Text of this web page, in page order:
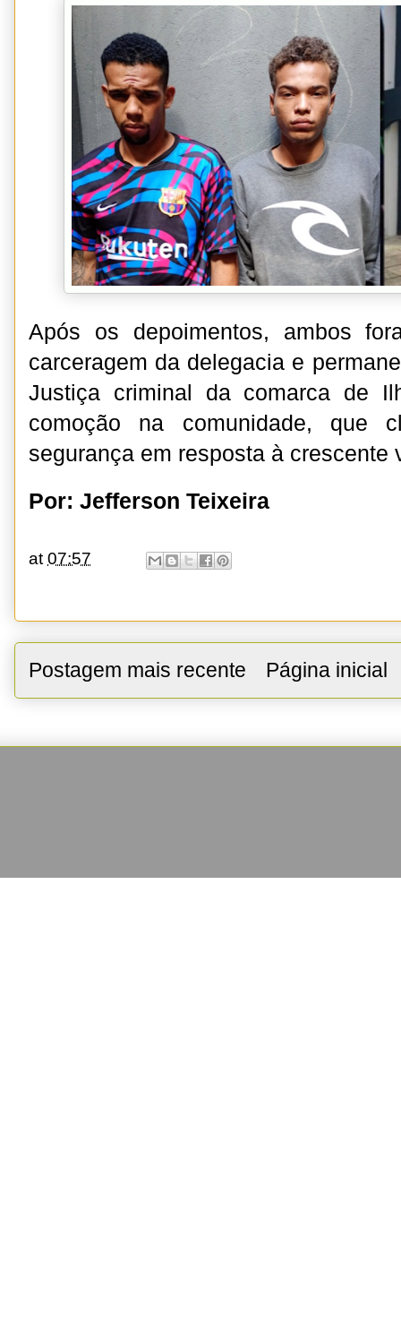
Após os depoimentos, ambos
carceragem da delegacia e
Justiça criminal da comarca de
comoção na comunidade, que
segurança em resposta à crescente
Por: Jefferson Teixeira
at07:57
Postagem mais recente Página inicial